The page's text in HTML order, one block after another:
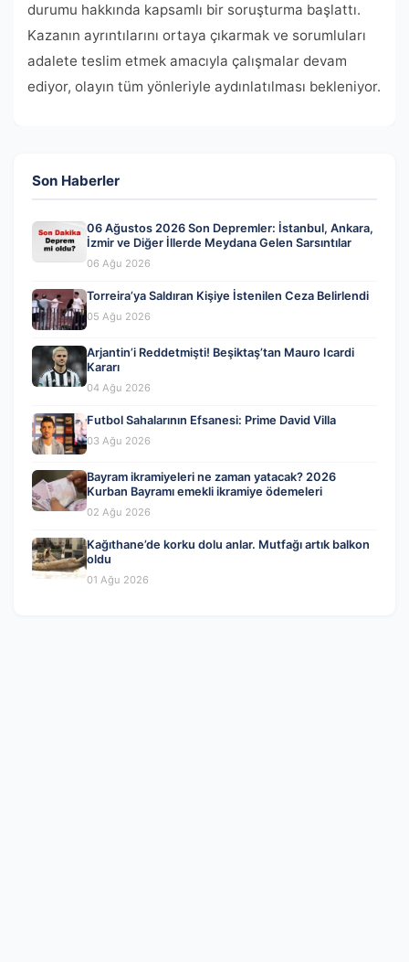
durumu hakkında kapsamlı bir soruşturma başlattı.
Kazanın ayrıntılarını ortaya çıkarmak ve sorumluları
adalete teslim etmek amacıyla çalışmalar devam
ediyor, olayın tüm yönleriyle aydınlatılması bekleniyor.
Son Haberler
06 Ağustos 2026 Son Depremler: İstanbul, Ankara,
İzmir ve Diğer İllerde Meydana Gelen Sarsıntılar
06 Ağu 2026
Torreira’ya Saldıran Kişiye İstenilen Ceza Belirlendi
05 Ağu 2026
Arjantin’i Reddetmişti! Beşiktaş’tan Mauro Icardi
Kararı
04 Ağu 2026
Futbol Sahalarının Efsanesi: Prime David Villa
03 Ağu 2026
Bayram ikramiyeleri ne zaman yatacak? 2026
Kurban Bayramı emekli ikramiye ödemeleri
02 Ağu 2026
Kağıthane’de korku dolu anlar. Mutfağı artık balkon
oldu
01 Ağu 2026